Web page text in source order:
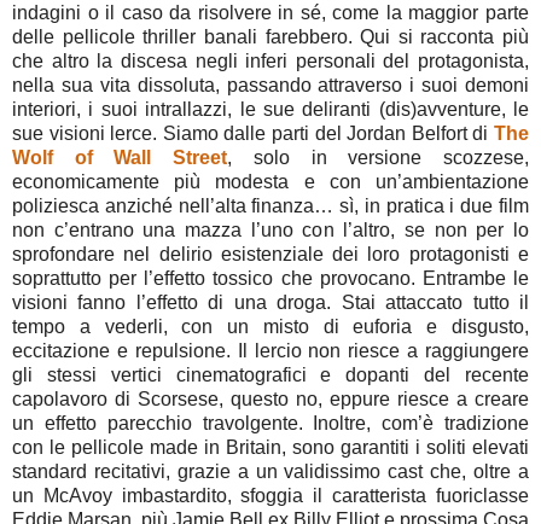
indagini o il caso da risolvere in sé, come la maggior parte
delle pellicole thriller banali farebbero. Qui si racconta più
che altro la discesa negli inferi personali del protagonista,
nella sua vita dissoluta, passando attraverso i suoi demoni
interiori, i suoi intrallazzi, le sue deliranti (dis)avventure, le
sue visioni lerce. Siamo dalle parti del Jordan Belfort di The
Wolf of Wall Street, solo in versione scozzese,
economicamente più modesta e con un’ambientazione
poliziesca anziché nell’alta finanza… sì, in pratica i due film
non c’entrano una mazza l’uno con l’altro, se non per lo
sprofondare nel delirio esistenziale dei loro protagonisti e
soprattutto per l’effetto tossico che provocano. Entrambe le
visioni fanno l’effetto di una droga. Stai attaccato tutto il
tempo a vederli, con un misto di euforia e disgusto,
eccitazione e repulsione. Il lercio non riesce a raggiungere
gli stessi vertici cinematografici e dopanti del recente
capolavoro di Scorsese, questo no, eppure riesce a creare
un effetto parecchio travolgente. Inoltre, com’è tradizione
con le pellicole made in Britain, sono garantiti i soliti elevati
standard recitativi, grazie a un validissimo cast che, oltre a
un McAvoy imbastardito, sfoggia il caratterista fuoriclasse
Eddie Marsan, più Jamie Bell ex Billy Elliot e prossima Cosa